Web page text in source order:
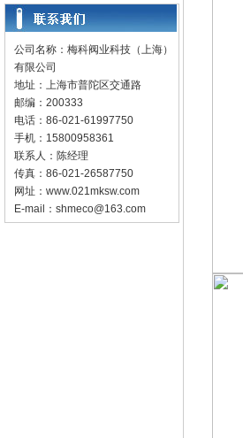
公司名称：梅科阀业科技（上海）
有限公司
地址：上海市普陀区交通路
邮编：200333
电话：86-021-61997750
手机：15800958361
联系人：陈经理
传真：86-021-26587750
网址： www.021mksw.com
E-mail： shmeco@163.com